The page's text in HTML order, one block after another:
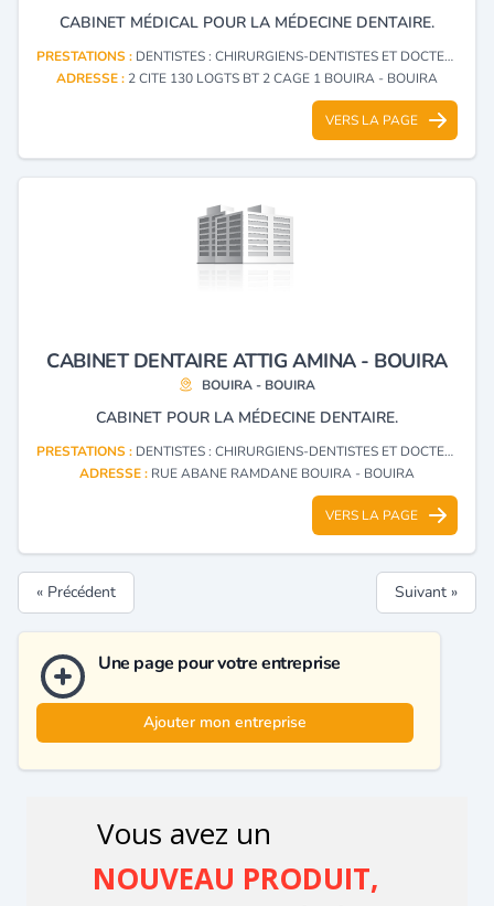
CABINET MÉDICAL POUR LA MÉDECINE DENTAIRE.
PRESTATIONS : DENTISTES : CHIRURGIENS-DENTISTES ET DOCTEURS EN CHIRURGIE DENTAIRE
ADRESSE : 2 CITE 130 LOGTS BT 2 CAGE 1 BOUIRA - BOUIRA
VERS LA PAGE
CABINET DENTAIRE ATTIG AMINA - BOUIRA
BOUIRA - BOUIRA
CABINET POUR LA MÉDECINE DENTAIRE.
PRESTATIONS : DENTISTES : CHIRURGIENS-DENTISTES ET DOCTEURS EN CHIRURGIE DENTAIRE
ADRESSE : RUE ABANE RAMDANE BOUIRA - BOUIRA
VERS LA PAGE
« Précédent Suivant »
Une page pour votre entreprise
Ajouter mon entreprise